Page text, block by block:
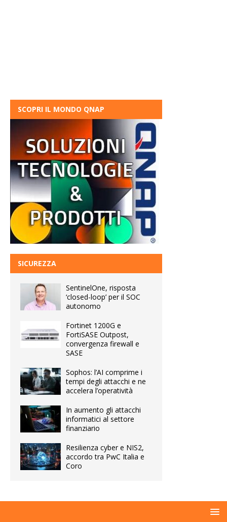
SCOPRI IL MONDO QNAP
SICUREZZA
SentinelOne, risposta
‘closed-loop’ per il SOC
autonomo
Fortinet 1200G e
FortiSASE Outpost,
convergenza firewall e
SASE
Sophos: l’AI comprime i
tempi degli attacchi e ne
accelera l’operatività
In aumento gli attacchi
informatici al settore
finanziario
Resilienza cyber e NIS2,
accordo tra PwC Italia e
Coro